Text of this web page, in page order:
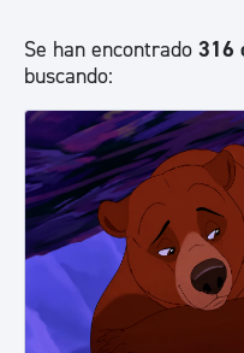
Se han encontrado 316
buscando: